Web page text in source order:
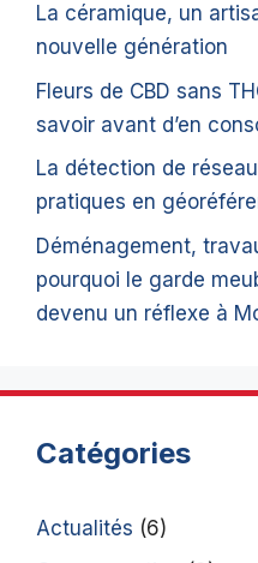
La céramique, un
nouvelle génération
Fleurs de CBD sans
savoir avant d’en
La détection de
pratiques en
Déménagement,
pourquoi le garde
devenu un réflexe à
Catégories
Actualités (6)